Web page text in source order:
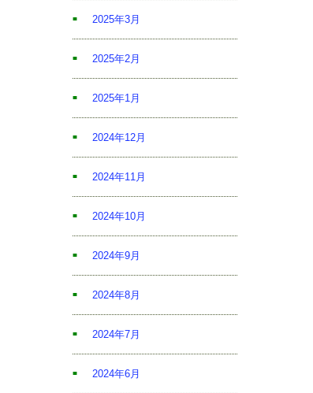
2025年3月
2025年2月
2025年1月
2024年12月
2024年11月
2024年10月
2024年9月
2024年8月
2024年7月
2024年6月